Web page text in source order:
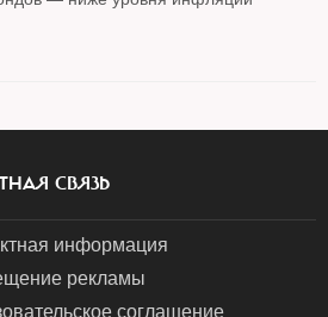
СВЯЗЬ
информация
рекламы
соглашение